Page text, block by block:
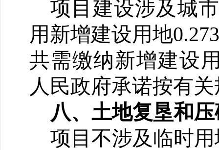
项目建设涉及城
用新增建设用地
共需缴纳新增建设
人民政府承诺按有
八、土地复垦和
项目不涉及临时